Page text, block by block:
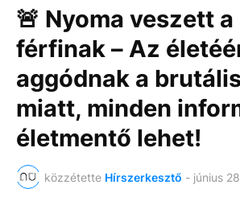
🚨 Nyoma veszett
férfinak – Az
aggódnak a
miatt, minden
életmentő lehet!
közzétette Hírszerkesztő - június